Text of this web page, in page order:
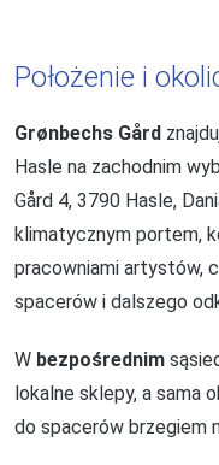
Położenie i
Grønbechs Gård
Hasle na zachodnim
Gård 4, 3790 Hasle,
klimatycznym portem,
pracowniami artystów,
spacerów i dalszego
W bezpośrednim
lokalne sklepy, a sama
do spacerów brzegiem